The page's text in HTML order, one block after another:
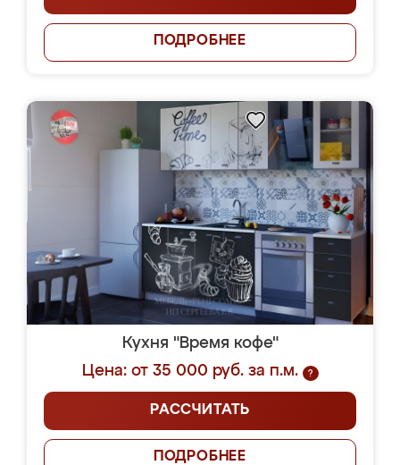
ПОДРОБНЕЕ
Кухня "Время кофе"
Цена: от 35 000 руб. за п.м.
?
РАССЧИТАТЬ
ПОДРОБНЕЕ